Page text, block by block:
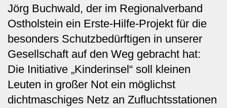
Jörg Buchwald, der im Regionalverband
Ostholstein ein Erste-Hilfe-Projekt für die
besonders Schutzbedürftigen in unserer
Gesellschaft auf den Weg gebracht hat:
Die Initiative „Kinderinsel“ soll kleinen
Leuten in großer Not ein möglichst
dichtmaschiges Netz an Zufluchtsstationen